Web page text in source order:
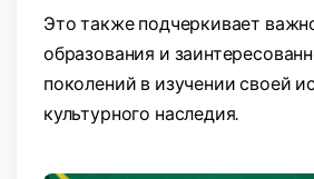
Это также подчеркивает
образования и
поколений в изучении своей
культурного наследия.